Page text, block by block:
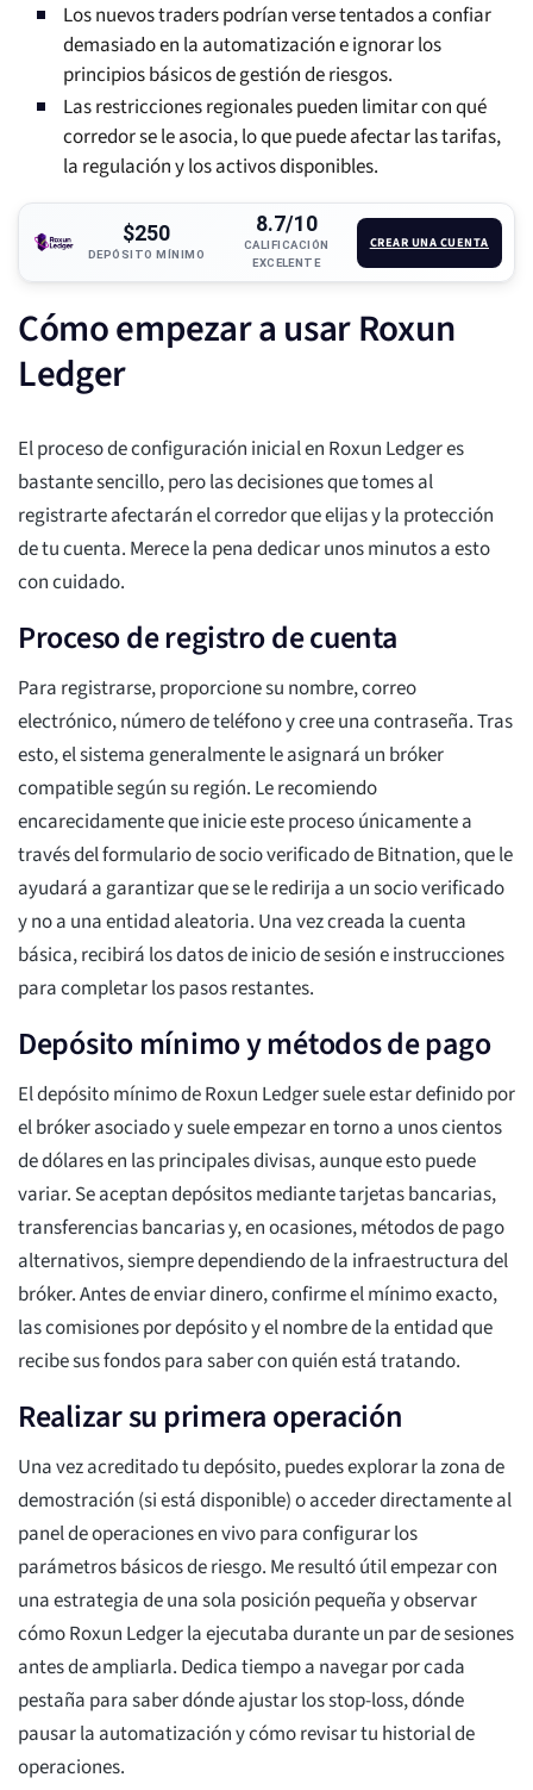
Los nuevos traders podrían verse tentados a confiar
demasiado en la automatización e ignorar los
principios básicos de gestión de riesgos.
Las restricciones regionales pueden limitar con qué
corredor se le asocia, lo que puede afectar las tarifas,
la regulación y los activos disponibles.
$250
DEPÓSITO MÍNIMO
8.7/10
CALIFICACIÓN
EXCELENTE
CREAR UNA CUENTA
Cómo empezar a usar Roxun
Ledger
El proceso de configuración inicial en Roxun Ledger es
bastante sencillo, pero las decisiones que tomes al
registrarte afectarán el corredor que elijas y la protección
de tu cuenta. Merece la pena dedicar unos minutos a esto
con cuidado.
Proceso de registro de cuenta
Para registrarse, proporcione su nombre, correo
electrónico, número de teléfono y cree una contraseña. Tras
esto, el sistema generalmente le asignará un bróker
compatible según su región. Le recomiendo
encarecidamente que inicie este proceso únicamente a
través del formulario de socio verificado de Bitnation, que le
ayudará a garantizar que se le redirija a un socio verificado
y no a una entidad aleatoria. Una vez creada la cuenta
básica, recibirá los datos de inicio de sesión e instrucciones
para completar los pasos restantes.
Depósito mínimo y métodos de pago
El depósito mínimo de Roxun Ledger suele estar definido por
el bróker asociado y suele empezar en torno a unos cientos
de dólares en las principales divisas, aunque esto puede
variar. Se aceptan depósitos mediante tarjetas bancarias,
transferencias bancarias y, en ocasiones, métodos de pago
alternativos, siempre dependiendo de la infraestructura del
bróker. Antes de enviar dinero, confirme el mínimo exacto,
las comisiones por depósito y el nombre de la entidad que
recibe sus fondos para saber con quién está tratando.
Realizar su primera operación
Una vez acreditado tu depósito, puedes explorar la zona de
demostración (si está disponible) o acceder directamente al
panel de operaciones en vivo para configurar los
parámetros básicos de riesgo. Me resultó útil empezar con
una estrategia de una sola posición pequeña y observar
cómo Roxun Ledger la ejecutaba durante un par de sesiones
antes de ampliarla. Dedica tiempo a navegar por cada
pestaña para saber dónde ajustar los stop-loss, dónde
pausar la automatización y cómo revisar tu historial de
operaciones.